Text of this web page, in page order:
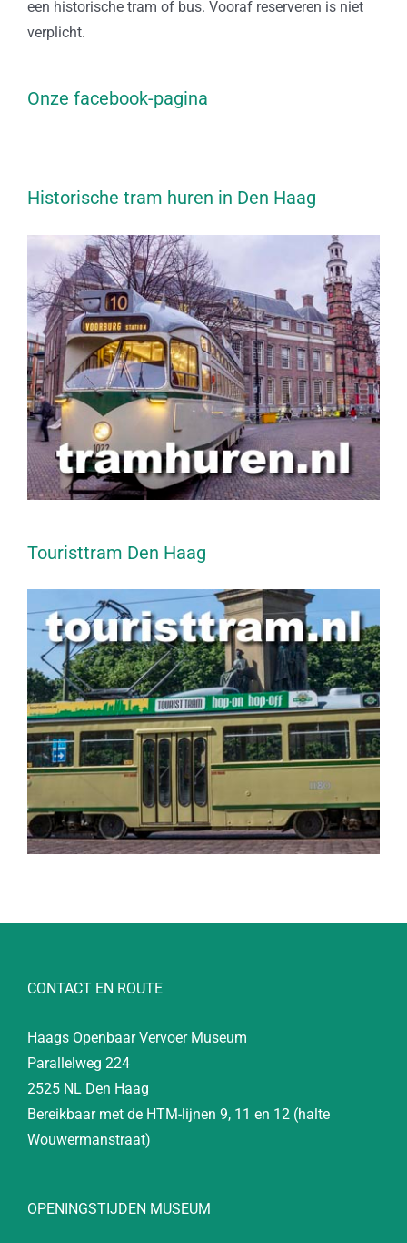
een historische tram of bus. Vooraf reserveren is niet
verplicht.
Onze facebook-pagina
Historische tram huren in Den Haag
Touristtram Den Haag
CONTACT EN ROUTE
Haags Openbaar Vervoer Museum
Parallelweg 224
2525 NL Den Haag
Bereikbaar met de HTM-lijnen 9, 11 en 12 (halte
Wouwermanstraat)
OPENINGSTIJDEN MUSEUM